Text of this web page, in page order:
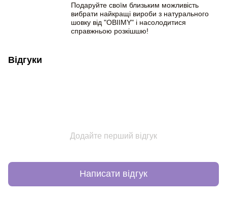
Подаруйте своїм близьким можливість
вибрати найкращі вироби з натурального
шовку від "OBIIMY" і насолодитися
справжньою розкішшю!
Відгуки
Додайте перший відгук
Написати відгук